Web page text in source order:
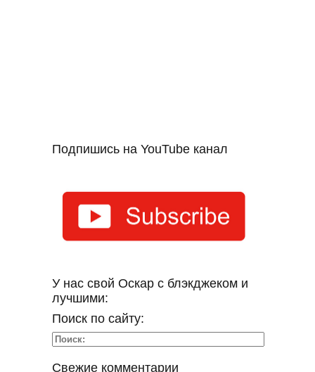
Подпишись на YouTube канал
У нас свой Оскар с блэкджеком и
лучшими:
Поиск по сайту:
Свежие комментарии